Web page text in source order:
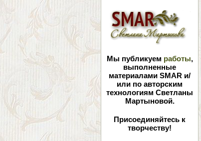
Мы публикуем работы,
выполненные
материалами SMAR и/
или по авторским
технологиям Светланы
Мартыновой.
Присоединяйтесь к
творчеству!